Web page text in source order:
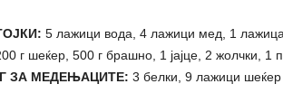
5 лажици вода, 4 лажици мед, 1
г шеќер, 500 г брашно, 1 јајце, 2 жолчки, 1
ЗА МЕДЕЊАЦИТЕ: 3 белки, 9 лажици